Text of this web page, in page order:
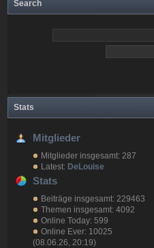
Search
Stats
Mitglieder
Mitglieder insgesamt: 287
Latest: DeLouise
Stats
Beiträge insgesamt: 229463
Themen insgesamt: 4092
Online Today: 599
Online Ever: 10025
(08.06.26, 20:19)